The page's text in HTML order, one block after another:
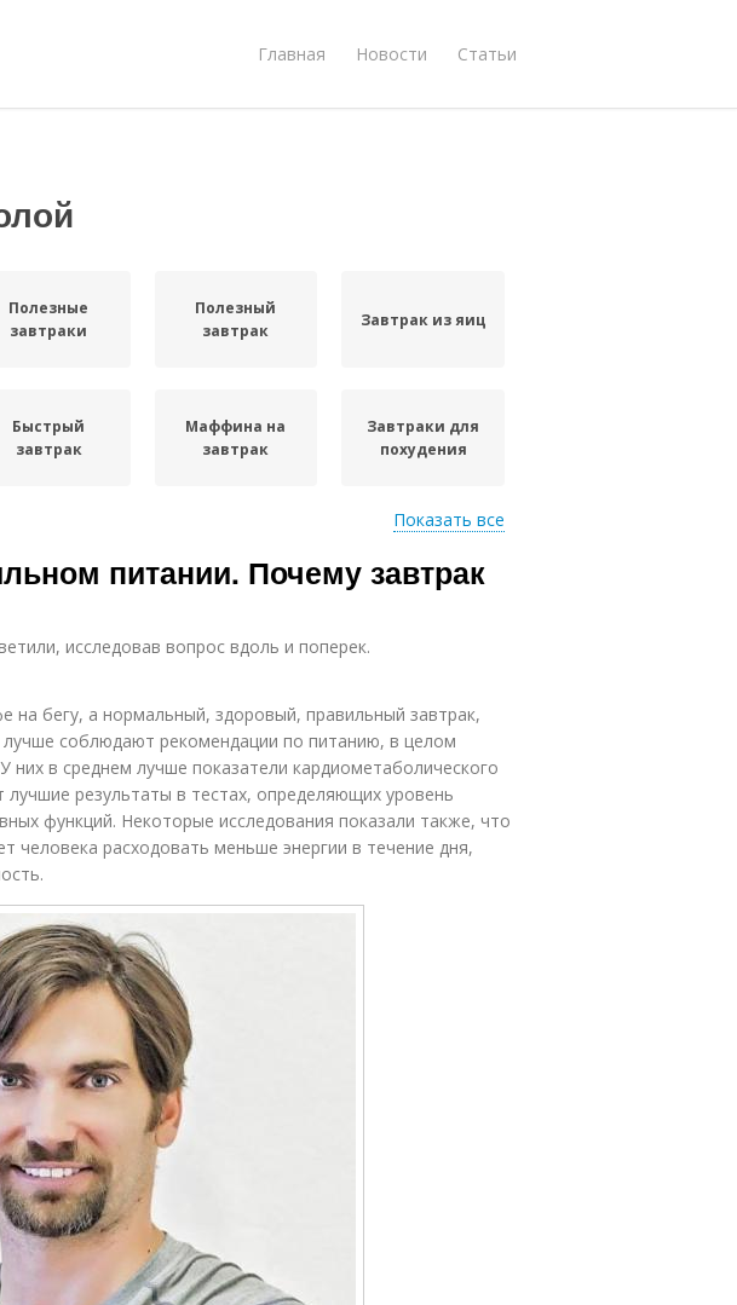
Главная Новости Статьи
Полезные
завтраки
Полезный
завтрак
Завтрак из яиц
Быстрый
завтрак
Маффина на
завтрак
Завтраки для
похудения
Показать все
питании. Почему завтрак
исследовав вопрос вдоль и поперек.
на бегу, а нормальный, здоровый, правильный завтрак,
соблюдают рекомендации по питанию, в целом
них в среднем лучше показатели кардиометаболического
результаты в тестах, определяющих уровень
функций. Некоторые исследования показали также, что
человека расходовать меньше энергии в течение дня,